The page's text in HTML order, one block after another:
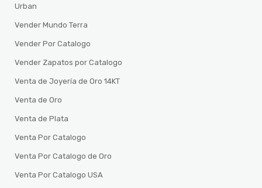
Urban
Vender Mundo Terra
Vender Por Catalogo
Vender Zapatos por Catalogo
Venta de Joyería de Oro 14KT
Venta de Oro
Venta de Plata
Venta Por Catalogo
Venta Por Catalogo de Oro
Venta Por Catalogo USA